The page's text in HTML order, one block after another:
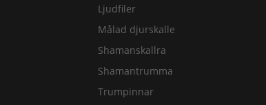
Ljudfiler
Målad djurskalle
Shamanskallra
Shamantrumma
Trumpinnar